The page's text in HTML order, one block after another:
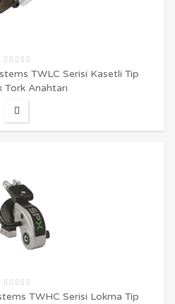
TWLC Serisi Kasetli Tip
Tork Anahtarı
TWHC Serisi Lokma Tip